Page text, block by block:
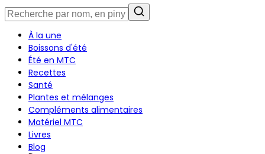
À la une
Boissons d'été
Été en MTC
Recettes
Santé
Plantes et mélanges
Compléments alimentaires
Matériel MTC
Livres
Blog